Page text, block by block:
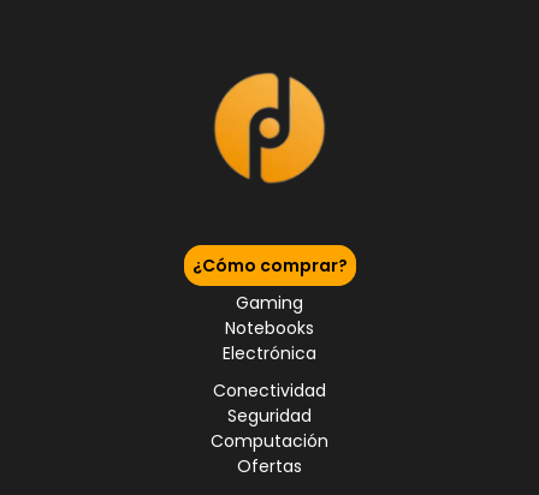
¿Cómo comprar?
Gaming
Notebooks
Electrónica
Conectividad
Seguridad
Computación
Ofertas